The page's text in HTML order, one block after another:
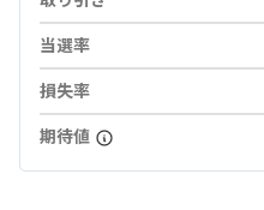
当選率
損失率
期待値